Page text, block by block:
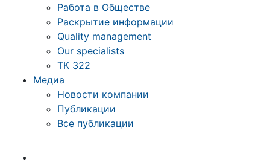
Работа в Обществе
Раскрытие информации
Quality management
Our specialists
ТК 322
Медиа
Новости компании
Публикации
Все публикации